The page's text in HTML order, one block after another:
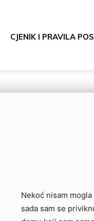
CJENIK I PRAVILA
Nekoć nisam
sada sam se